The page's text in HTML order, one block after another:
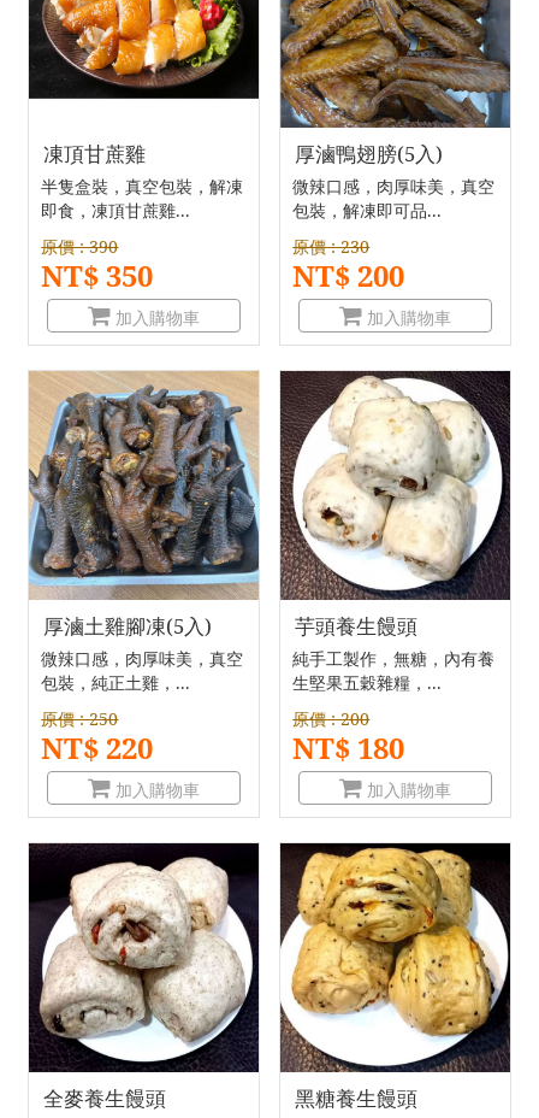
凍頂甘蔗雞
半隻盒裝，真空包裝，解凍
即食，凍頂甘蔗雞...
原價 : 390
NT$ 350
加入購物車
厚滷鴨翅膀(5入)
微辣口感，肉厚味美，真空
包裝，解凍即可品...
原價 : 230
NT$ 200
加入購物車
厚滷土雞腳凍(5入)
微辣口感，肉厚味美，真空
包裝，純正土雞，...
原價 : 250
NT$ 220
加入購物車
芋頭養生饅頭
純手工製作，無糖，內有養
生堅果五穀雜糧，...
原價 : 200
NT$ 180
加入購物車
全麥養生饅頭 黑糖養生饅頭